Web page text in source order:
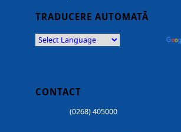
TRADUCERE AUTOMATĂ
CONTACT
(0268) 405000